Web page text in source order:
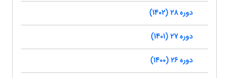
دوره 28 (1402)
دوره 27 (1401)
دوره 26 (1400)